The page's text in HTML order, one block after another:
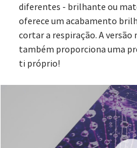
diferentes - brilhante ou
oferece um acabamento
cortar a respiração. A
também proporciona uma
ti próprio!